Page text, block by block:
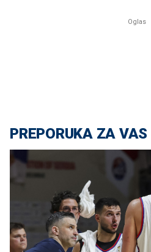
PREPORUKA ZA VAS